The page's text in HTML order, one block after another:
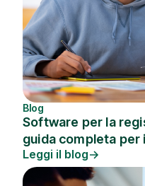
Blog
Software per la
guida completa per
Leggi il blog